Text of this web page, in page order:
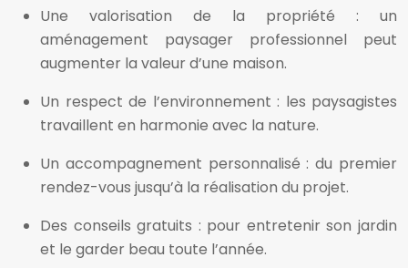
Une valorisation de la propriété : un
aménagement paysager professionnel peut
augmenter la valeur d’une maison.
Un respect de l’environnement : les paysagistes
travaillent en harmonie avec la nature.
Un accompagnement personnalisé : du premier
rendez-vous jusqu’à la réalisation du projet.
Des conseils gratuits : pour entretenir son jardin
et le garder beau toute l’année.